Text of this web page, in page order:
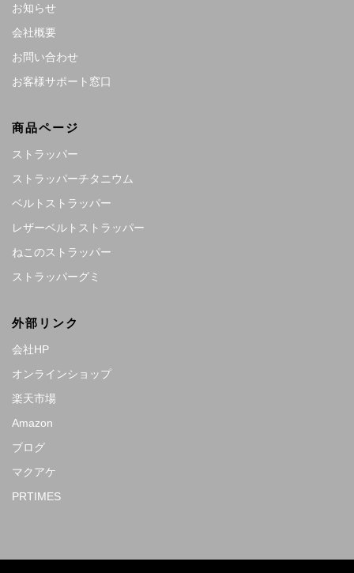
お知らせ
会社概要
お問い合わせ
お客様サポート窓口
商品ページ
ストラッパー
ストラッパーチタニウム
ベルトストラッパー
レザーベルトストラッパー
ねこのストラッパー
ストラッパーグミ
外部リンク
会社HP
オンラインショップ
楽天市場
Amazon
ブログ
マクアケ
PRTIMES